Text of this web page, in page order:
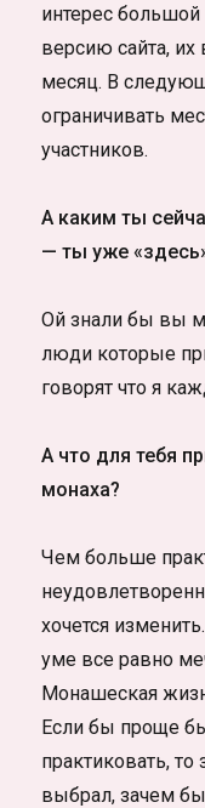
интерес
версию сайта,
месяц. В
ограничивать
участников.
А каким ты
— ты уже
Ой знали бы вы
люди которые
говорят что я
А что для тебя
монаха?
Чем больше
хочется
уме все равно
Монашеская
Если бы проще
практиковать,
выбрал, зачем